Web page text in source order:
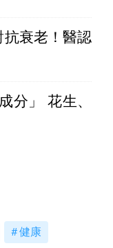
衰老！醫認
分」 花生、
健康